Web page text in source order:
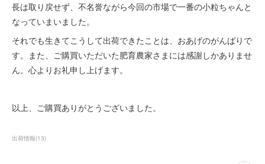
長は取り戻せず、不名誉ながら今回の市場で一番の小粒ちゃんと
なっていまいました。
それでも生きてこうして出荷できたことは、おあげのがんばりで
す。また、ご購買いただいた肥育農家さまには感謝しかありませ
ん。心よりお礼申し上げます。
以上、ご購買ありがとうございました。
出荷情報(13)